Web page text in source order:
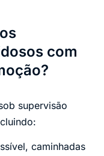
com
supervisão
caminhadas